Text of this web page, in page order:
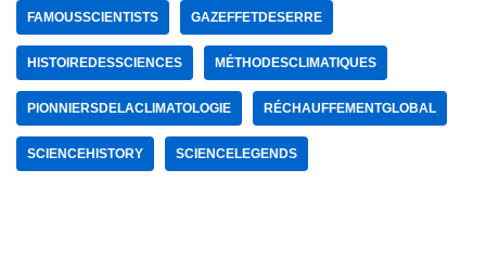
FAMOUSSCIENTISTS GAZEFFETDESERRE
HISTOIREDESSCIENCES MÉTHODESCLIMATIQUES
PIONNIERSDELACLIMATOLOGIE RÉCHAUFFEMENTGLOBAL
SCIENCEHISTORY SCIENCELEGENDS